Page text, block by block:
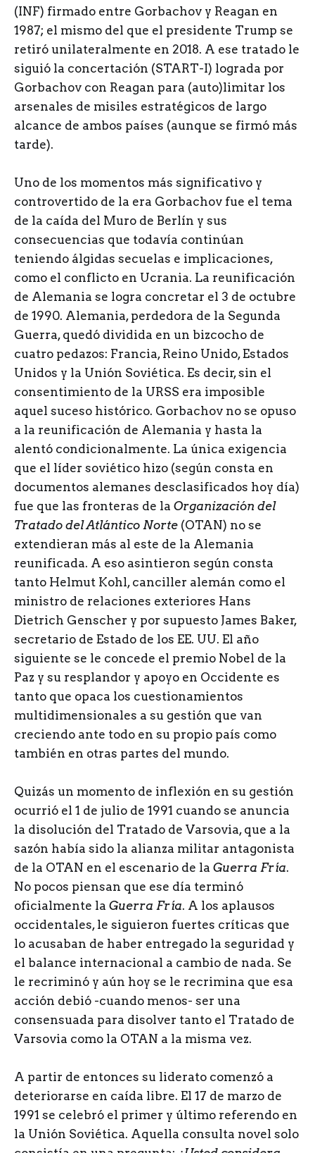
(INF) firmado entre Gorbachov y Reagan en
1987; el mismo del que el presidente Trump se
retiró unilateralmente en 2018. A ese tratado le
siguió la concertación (START-I) lograda por
Gorbachov con Reagan para (auto)limitar los
arsenales de misiles estratégicos de largo
alcance de ambos países (aunque se firmó más
tarde).
Uno de los momentos más significativo y
controvertido de la era Gorbachov fue el tema
de la caída del Muro de Berlín y sus
consecuencias que todavía continúan
teniendo álgidas secuelas e implicaciones,
como el conflicto en Ucrania. La reunificación
de Alemania se logra concretar el 3 de octubre
de 1990. Alemania, perdedora de la Segunda
Guerra, quedó dividida en un bizcocho de
cuatro pedazos: Francia, Reino Unido, Estados
Unidos y la Unión Soviética. Es decir, sin el
consentimiento de la URSS era imposible
aquel suceso histórico. Gorbachov no se opuso
a la reunificación de Alemania y hasta la
alentó condicionalmente. La única exigencia
que el líder soviético hizo (según consta en
documentos alemanes desclasificados hoy día)
fue que las fronteras de la Organización del
Tratado del Atlántico Norte (OTAN) no se
extendieran más al este de la Alemania
reunificada. A eso asintieron según consta
tanto Helmut Kohl, canciller alemán como el
ministro de relaciones exteriores Hans
Dietrich Genscher y por supuesto James Baker,
secretario de Estado de los EE. UU. El año
siguiente se le concede el premio Nobel de la
Paz y su resplandor y apoyo en Occidente es
tanto que opaca los cuestionamientos
multidimensionales a su gestión que van
creciendo ante todo en su propio país como
también en otras partes del mundo.
Quizás un momento de inflexión en su gestión
ocurrió el 1 de julio de 1991 cuando se anuncia
la disolución del Tratado de Varsovia, que a la
sazón había sido la alianza militar antagonista
de la OTAN en el escenario de la Guerra Fría.
No pocos piensan que ese día terminó
oficialmente la Guerra Fría. A los aplausos
occidentales, le siguieron fuertes críticas que
lo acusaban de haber entregado la seguridad y
el balance internacional a cambio de nada. Se
le recriminó y aún hoy se le recrimina que esa
acción debió -cuando menos- ser una
consensuada para disolver tanto el Tratado de
Varsovia como la OTAN a la misma vez.
A partir de entonces su liderato comenzó a
deteriorarse en caída libre. El 17 de marzo de
1991 se celebró el primer y último referendo en
la Unión Soviética. Aquella consulta novel solo